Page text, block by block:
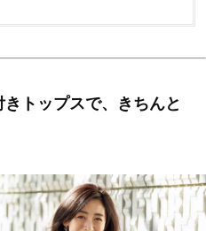
トップスで、きちんと